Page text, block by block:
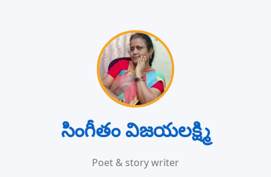
సింగీతం విజయలక్ష్మి
Poet & story writer